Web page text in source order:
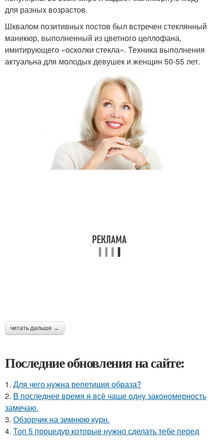
для разных возрастов.
Шквалом позитивных постов был встречен стеклянный
маникюр, выполненный из цветного целлофана,
имитирующего «осколки стекла». Техника выполнения
актуальна для молодых девушек и женщин 50-55 лет.
читать дальше →
Последние обновления на сайте:
1. Для чего нужна репетиция образа?
2. В последнее время я всё чаще одну закономерность
замечаю.
3. Обзорчик на зимнюю курн.
4. Топ 5 процедур которые нужно сделать тебе перед